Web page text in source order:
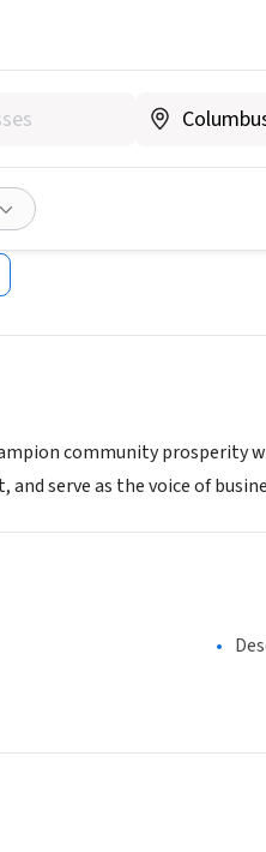
of
community prosperity
serve as the voice of